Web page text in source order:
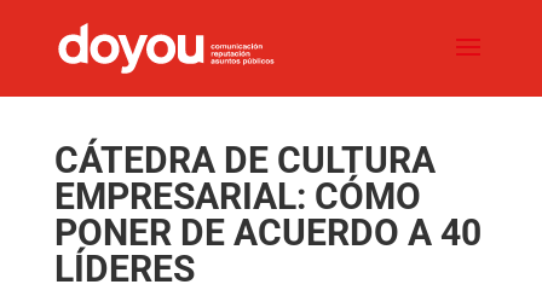
CÁTEDRA DE CULTURA
EMPRESARIAL: CÓMO
PONER DE ACUERDO A 40
LÍDERES